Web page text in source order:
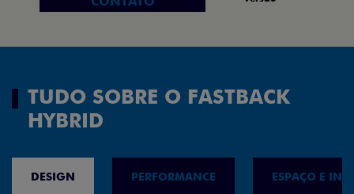
TUDO SOBRE O FASTBACK
HYBRID
DESIGN PERFORMANCE ESPAÇO E